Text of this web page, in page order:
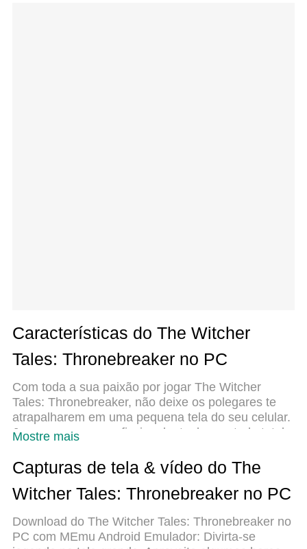
Características do The Witcher
Tales: Thronebreaker no PC
Com toda a sua paixão por jogar The Witcher
Tales: Thronebreaker, não deixe os polegares te
atrapalharem em uma pequena tela do seu celular.
Jogue como um profissional e tenha controle total
oferece todas as coisas que você está esperando.
Baixe e jogue The Witcher Tales: Thronebreaker no
PC. Jogue o tempo que quiser, sem mais
ligações enquanto estiver jogando. O novíssimo
MEmu 9 é a melhor escolha de jogar The Witcher
Mostre mais
Capturas de tela & vídeo do The
Witcher Tales: Thronebreaker no PC
Download do The Witcher Tales: Thronebreaker no
PC com MEmu Android Emulador: Divirta-se